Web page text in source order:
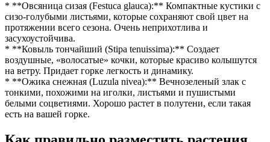
* **Овсяница сизая (Festuca glauca):** Компактные кустики с
сизо-голубыми листьями, которые сохраняют свой цвет на
протяжении всего сезона. Очень неприхотлива и
засухоустойчива.
* **Ковыль тончайший (Stipa tenuissima):** Создает
воздушные, «волосатые» кочки, которые красиво колышутся
на ветру. Придает горке легкость и динамику.
* **Ожика снежная (Luzula nivea):** Вечнозеленый злак с
тонкими, похожими на иголки, листьями и пушистыми
белыми соцветиями. Хорошо растет в полутени, если такая
есть на вашей горке.